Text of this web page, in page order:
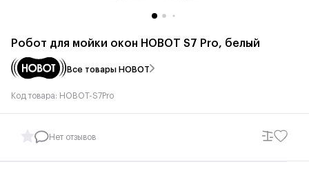
Робот для мойки окон HOBOT S7 Pro, белый
Все товары HOBOT
Код товара: HOBOT-S7Pro
Нет отзывов